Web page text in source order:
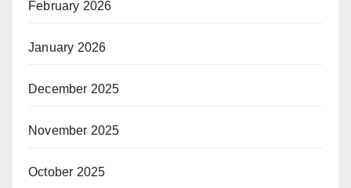
February 2026
January 2026
December 2025
November 2025
October 2025